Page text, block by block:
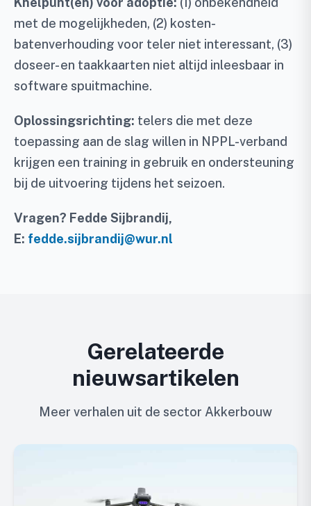
met de mogelijkheden, (2) kosten-
batenverhouding voor teler niet interessant, (3)
doseer- en taakkaarten niet altijd inleesbaar in
software spuitmachine.
Oplossingsrichting: telers die met deze
toepassing aan de slag willen in NPPL-verband
krijgen een training in gebruik en ondersteuning
bij de uitvoering tijdens het seizoen.
Vragen? Fedde Sijbrandij,
E: fedde.sijbrandij@wur.nl
Gerelateerde
nieuwsartikelen
Meer verhalen uit de sector Akkerbouw